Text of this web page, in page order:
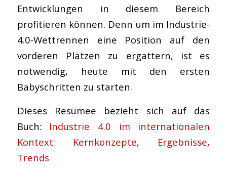
Entwicklungen in diesem Bereich
profitieren können. Denn um im Industrie-
4.0-Wettrennen eine Position auf den
vorderen Plätzen zu ergattern, ist es
notwendig, heute mit den ersten
Babyschritten zu starten.
Dieses Resümee bezieht sich auf das
Buch:
Industrie 4.0 im internationalen
Kontext: Kernkonzepte, Ergebnisse,
Trends